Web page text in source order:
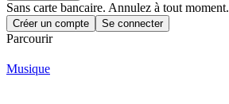
Sans carte bancaire. Annulez à tout moment.
Créer un compte Se connecter
Parcourir
Musique